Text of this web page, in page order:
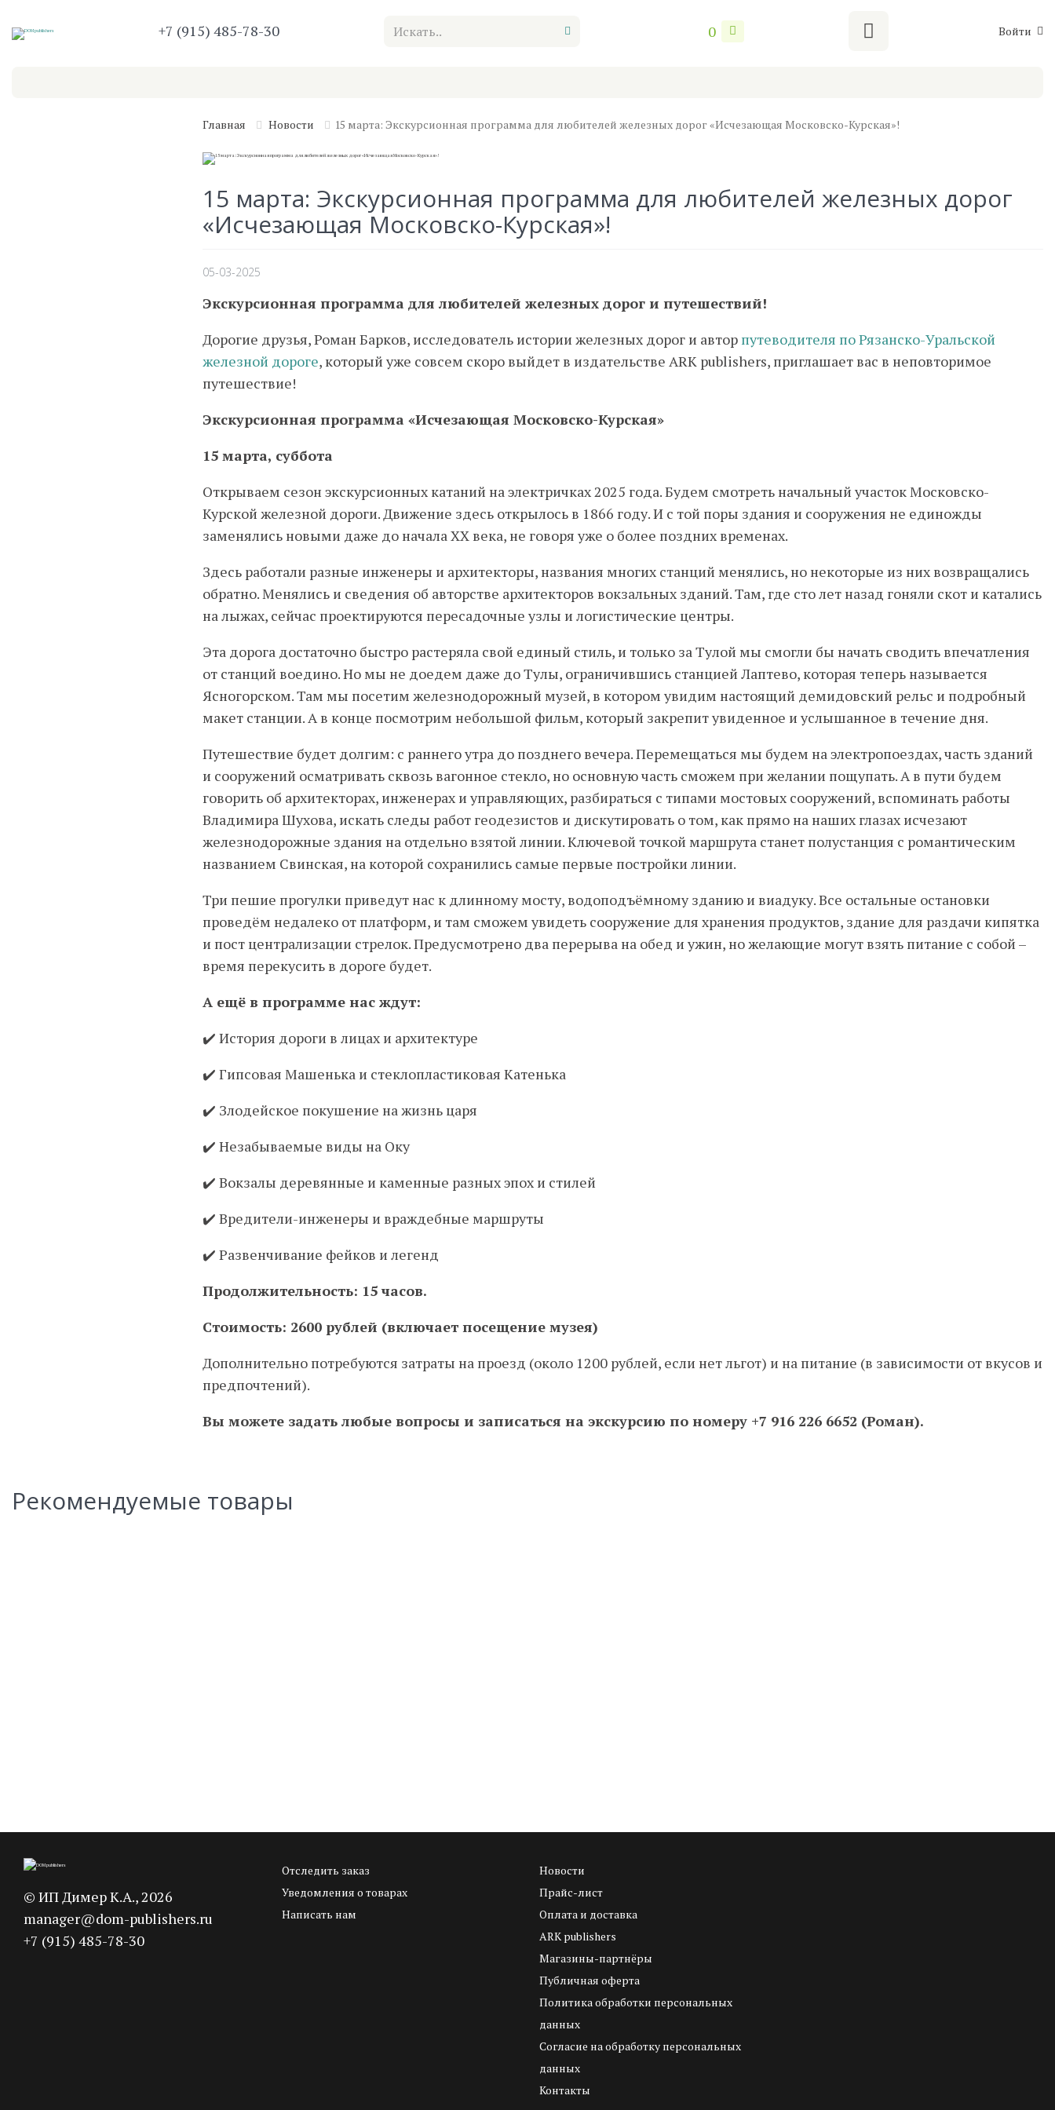
+7 (915) 485-78-30 0 Войти
Главная Новости 15 марта: Экскурсионная программа для любителей железных дорог «Исчезающая Московско-Курская»!
15 марта: Экскурсионная программа для любителей железных дорог
«Исчезающая Московско-Курская»!
05-03-2025
Экскурсионная программа для любителей железных дорог и путешествий!
Дорогие друзья, Роман Барков, исследователь истории железных дорог и автор путеводителя по Рязанско-Уральской
железной дороге, который уже совсем скоро выйдет в издательстве ARK publishers, приглашает вас в неповторимое
путешествие!
Экскурсионная программа «Исчезающая Московско-Курская»
15 марта, суббота
Открываем сезон экскурсионных катаний на электричках 2025 года. Будем смотреть начальный участок Московско-
Курской железной дороги. Движение здесь открылось в 1866 году. И с той поры здания и сооружения не единожды
заменялись новыми даже до начала ХХ века, не говоря уже о более поздних временах.
Здесь работали разные инженеры и архитекторы, названия многих станций менялись, но некоторые из них возвращались
обратно. Менялись и сведения об авторстве архитекторов вокзальных зданий. Там, где сто лет назад гоняли скот и катались
на лыжах, сейчас проектируются пересадочные узлы и логистические центры.
Эта дорога достаточно быстро растеряла свой единый стиль, и только за Тулой мы смогли бы начать сводить впечатления
от станций воедино. Но мы не доедем даже до Тулы, ограничившись станцией Лаптево, которая теперь называется
Ясногорском. Там мы посетим железнодорожный музей, в котором увидим настоящий демидовский рельс и подробный
макет станции. А в конце посмотрим небольшой фильм, который закрепит увиденное и услышанное в течение дня.
Путешествие будет долгим: с раннего утра до позднего вечера. Перемещаться мы будем на электропоездах, часть зданий
и сооружений осматривать сквозь вагонное стекло, но основную часть сможем при желании пощупать. А в пути будем
говорить об архитекторах, инженерах и управляющих, разбираться с типами мостовых сооружений, вспоминать работы
Владимира Шухова, искать следы работ геодезистов и дискутировать о том, как прямо на наших глазах исчезают
железнодорожные здания на отдельно взятой линии. Ключевой точкой маршрута станет полустанция с романтическим
названием Свинская, на которой сохранились самые первые постройки линии.
Три пешие прогулки приведут нас к длинному мосту, водоподъёмному зданию и виадуку. Все остальные остановки
проведём недалеко от платформ, и там сможем увидеть сооружение для хранения продуктов, здание для раздачи кипятка
и пост централизации стрелок. Предусмотрено два перерыва на обед и ужин, но желающие могут взять питание с собой –
время перекусить в дороге будет.
А ещё в программе нас ждут:
✔️ История дороги в лицах и архитектуре
✔️ Гипсовая Машенька и стеклопластиковая Катенька
✔️ Злодейское покушение на жизнь царя
✔️ Незабываемые виды на Оку
✔️ Вокзалы деревянные и каменные разных эпох и стилей
✔️ Вредители-инженеры и враждебные маршруты
✔️ Развенчивание фейков и легенд
Продолжительность: 15 часов.
Стоимость: 2600 рублей (включает посещение музея)
Дополнительно потребуются затраты на проезд (около 1200 рублей, если нет льгот) и на питание (в зависимости от вкусов и
предпочтений).
Вы можете задать любые вопросы и записаться на экскурсию по номеру +7 916 226 6652 (Роман).
Рекомендуемые товары
© ИП Димер К.А., 2026
manager@dom-publishers.ru
+7 (915) 485-78-30
Отследить заказ
Уведомления о товарах
Написать нам
Новости
Прайс-лист
Оплата и доставка
ARK publishers
Магазины-партнёры
Публичная оферта
Политика обработки персональных
данных
Согласие на обработку персональных
данных
Контакты